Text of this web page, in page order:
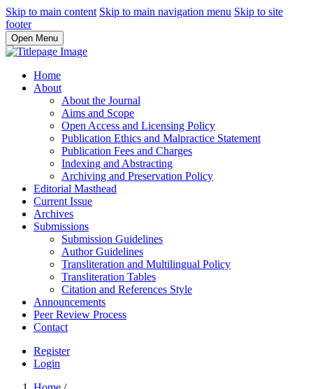
Skip to main content Skip to main navigation menu Skip to site
footer
Open Menu
Home
About
About the Journal
Aims and Scope
Open Access and Licensing Policy
Publication Ethics and Malpractice Statement
Publication Fees and Charges
Indexing and Abstracting
Archiving and Preservation Policy
Editorial Masthead
Current Issue
Archives
Submissions
Submission Guidelines
Author Guidelines
Transliteration and Multilingual Policy
Transliteration Tables
Citation and References Style
Announcements
Peer Review Process
Contact
Register
Login